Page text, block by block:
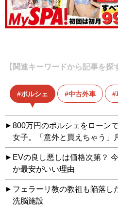
【関連キーワードから記事を探
ポルシェ 中古外車
800万円のポルシェをローン
女子。「意外と買えちゃう」
EVの良し悪しは価格次第？
か最安がいい理由
フェラーリ教の教祖も陥落し
洗脳施設